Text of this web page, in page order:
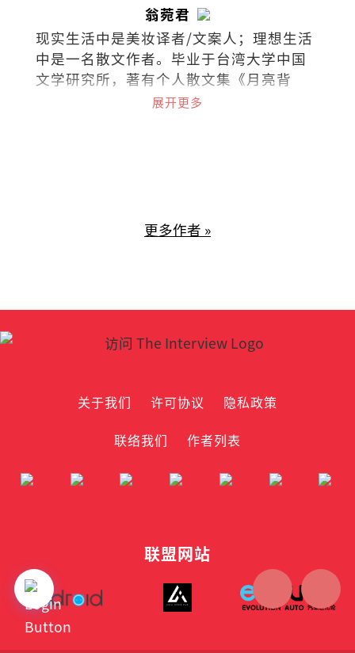
翁菀君
现实生活中是美妆译者/文案人；理想生活
中是一名散文作者。毕业于台湾大学中国
文学研究所，著有个人散文集《月亮背
面》和《文字烧》。喜欢跑步、放空、撸
展开更多
更多作者 »
关于我们 许可协议
隐私政策
联络我们
作者列表
联盟网站